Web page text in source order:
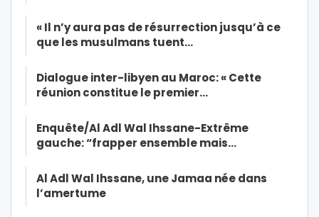
« Il n’y aura pas de résurrection jusqu’à ce
que les musulmans tuent…
Dialogue inter-libyen au Maroc: « Cette
réunion constitue le premier…
Enquête/Al Adl Wal Ihssane-Extrême
gauche: “frapper ensemble mais…
Al Adl Wal Ihssane, une Jamaa née dans
l’amertume